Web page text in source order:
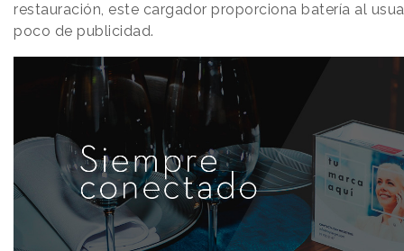
restauración, este cargador proporciona batería al
poco de publicidad.